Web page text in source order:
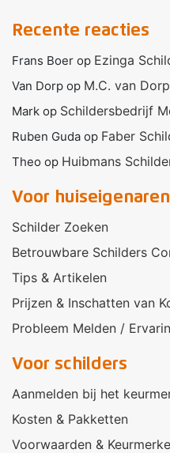
Recente reacties
Frans Boer op Ezinga
Van Dorp op M.C. van
Mark op Schildersbedrijf
Ruben Guda op Faber
Theo op Huibmans
Voor huiseigenaren
Schilder Zoeken
Betrouwbare Schilders
Tips & Artikelen
Prijzen & Inschatten van
Probleem Melden /
Voor schilders
Aanmelden bij het
Kosten & Pakketten
Voorwaarden &